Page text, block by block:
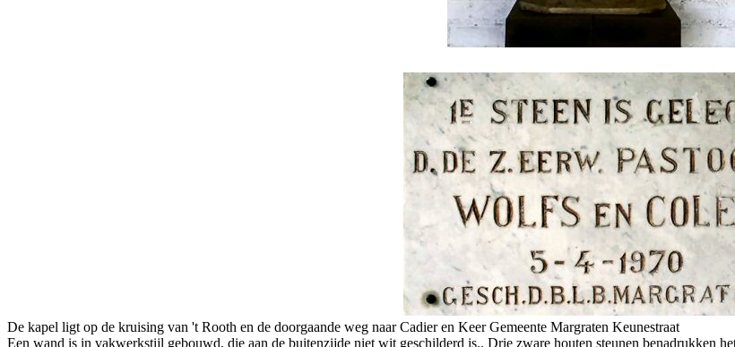
De kapel ligt op de kruising van 't Rooth en de doorgaande weg naar Cadier en Keer Gemeente Margraten Keunestraat
Een wand is in vakwerkstijl gebouwd, die aan de buitenzijde niet wit geschilderd is.. Drie zware houten steunen benadrukken